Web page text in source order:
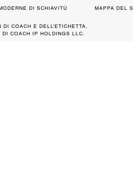
DI SCHIAVITÙ MAPPA DEL
COACH E DELL’ETICHETTA,
COACH IP HOLDINGS LLC.